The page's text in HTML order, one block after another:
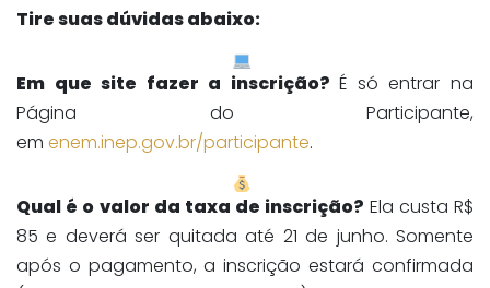
Tire suas dúvidas abaixo:
Em que site fazer a inscrição?É só entrar na
Página do Participante,
em enem.inep.gov.br/participante.
Qual é o valor da taxa de inscrição? Ela custa R$
85 e deverá ser quitada até 21 de junho. Somente
após o pagamento, a inscrição estará confirmada